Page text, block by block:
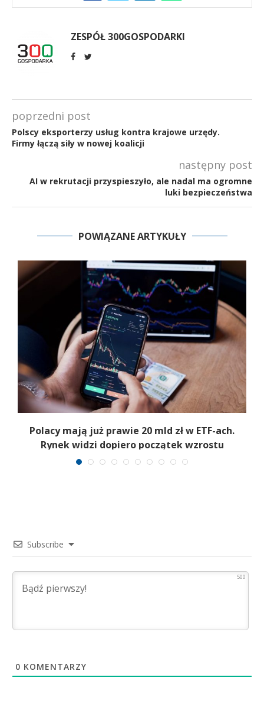
ZESPÓŁ 300GOSPODARKI
poprzedni post
Polscy eksporterzy usług kontra krajowe urzędy.
Firmy łączą siły w nowej koalicji
następny post
AI w rekrutacji przyspieszyło, ale nadal ma ogromne
luki bezpieczeństwa
POWIĄZANE ARTYKUŁY
Polacy mają już prawie 20 mld zł w ETF-ach.
Rynek widzi dopiero początek wzrostu
Subscribe
500
0 KOMENTARZY